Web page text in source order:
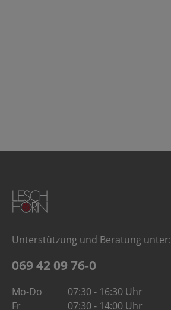
Unterstützung und Beratung unter:
069 42 09 76-0
Mo-Do
07:30 - 16:30 Uhr
Fr
07:30 - 14:00 Uhr